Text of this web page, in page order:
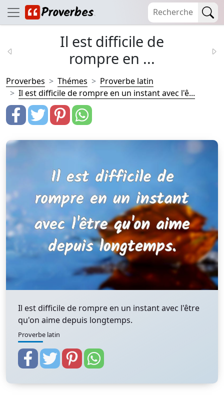
Il est difficile de
rompre en ...
Proverbes Thémes
Proverbe latin
Il est difficile de rompre en un instant avec l'ê...
Il est difficile de rompre en un instant avec l'être
qu'on aime depuis longtemps.
Proverbe latin